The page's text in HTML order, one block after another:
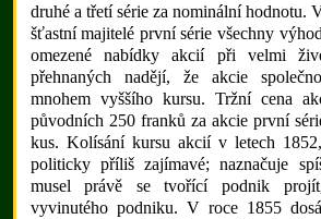
druhé a třetí série za nominální hodnotu.
šťastní majitelé první série všechny
omezené nabídky akcií při velmi
přehnaných nadějí, že akcie
mnohem vyššího kursu. Tržní cena
původních 250 franků za akcie první
kus. Kolísání kursu akcií v letech
politicky příliš zajímavé; naznačuje
musel právě se tvořící podnik
vyvinutého podniku. V roce 1855